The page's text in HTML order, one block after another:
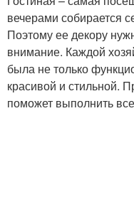
вечерами собирается
Поэтому ее декору
внимание. Каждой
была не только
красивой и стильной.
поможет выполнить